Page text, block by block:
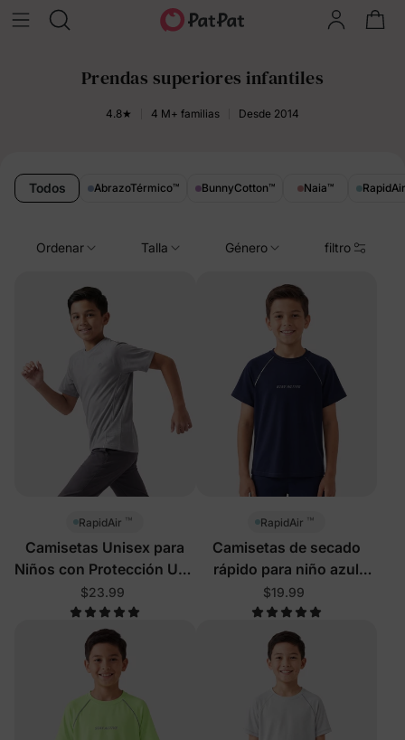
Prendas superiores infantiles
4.8★ 4 M+ familias Desde 2014
Todos AbrazoTérmico™ BunnyCotton™ Naia™ RapidAir
Ordenar Talla Género filtro
RapidAir ™
Camisetas Unisex para
Niños con Protección UPF
y Secado Rápido Gris
$23.99
RapidAir ™
Camisetas de secado
rápido para niño azul
profundo
$19.99